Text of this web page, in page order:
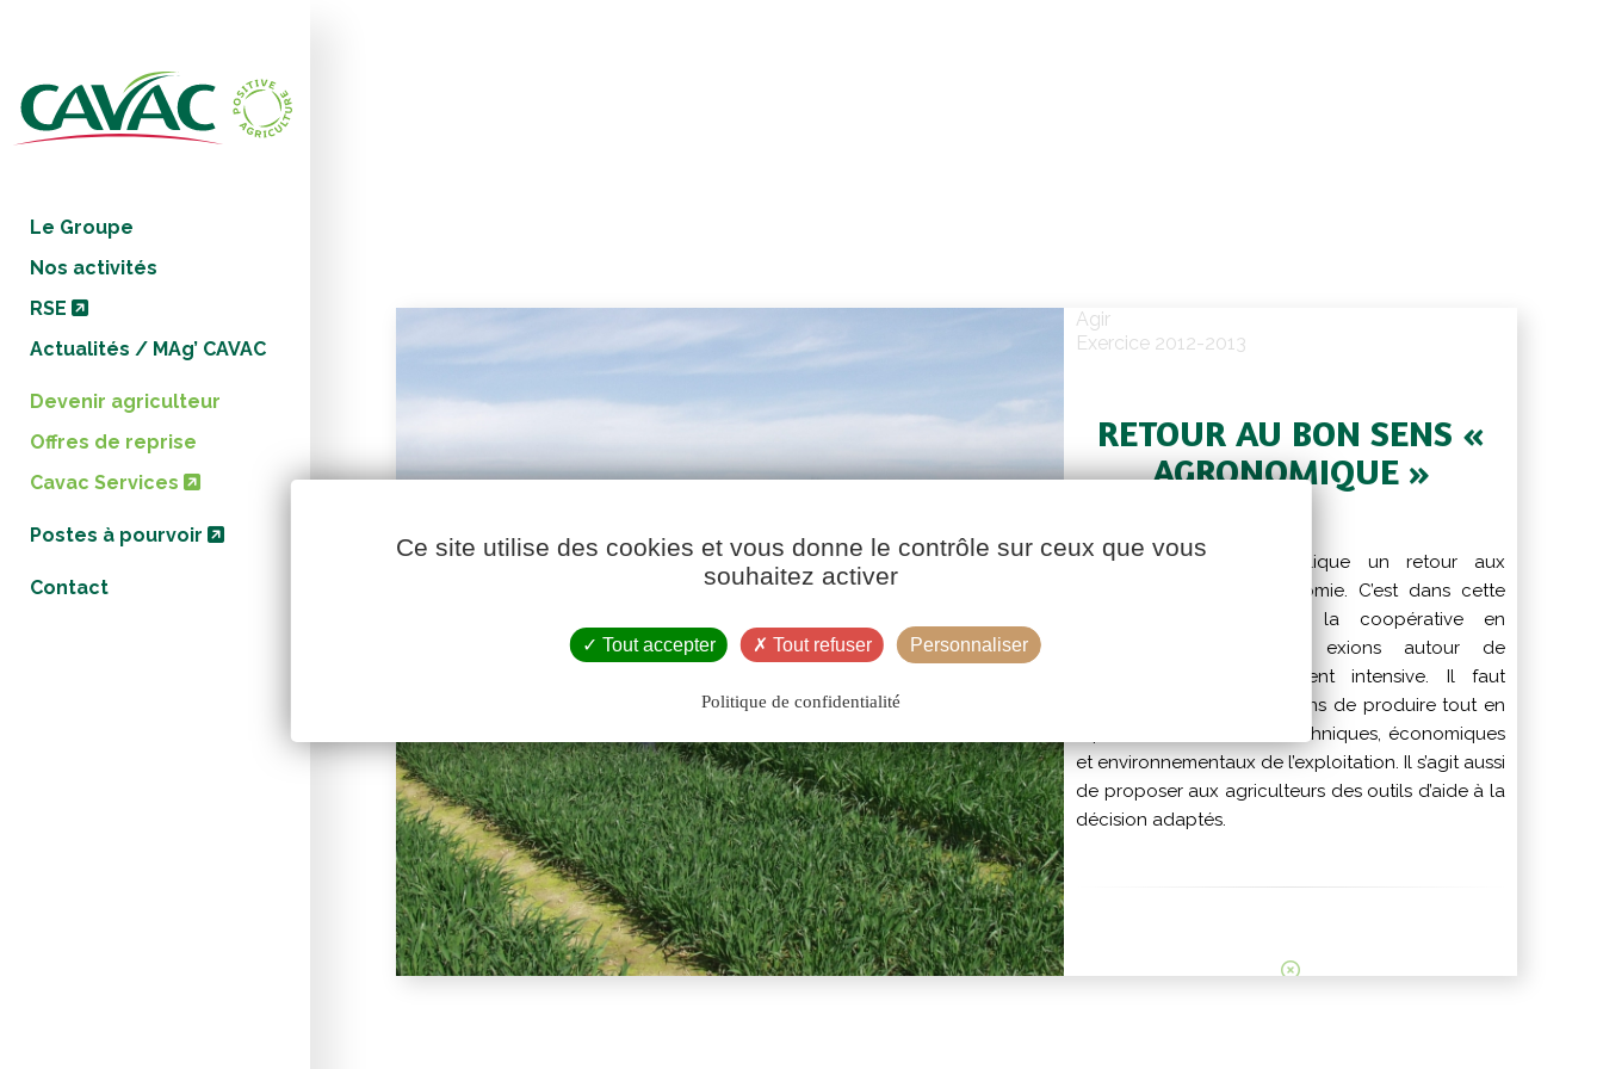
Le Groupe
Nos activités
RSE
Actualités / MAg’ CAVAC
Devenir agriculteur
Offres de reprise
Cavac Services
Postes à pourvoir
Contact
Agir
Exercice 2012-2013
RETOUR AU BON SENS «
AGRONOMIQUE »
L’agriculture durable implique un retour aux
fondamentaux de l’agronomie. C’est dans cette
dynamique que s’inscrit la coopérative en
accompagnant les réfl exions autour de
l’Agriculture écologiquement intensive. Il faut
inventer de nouvelles façons de produire tout en
répondant aux besoins techniques, économiques
et environnementaux de l’exploitation. Il s’agit aussi
de proposer aux agriculteurs des outils d’aide à la
décision adaptés.
Ce site utilise des cookies et vous donne le contrôle sur ceux que vous
souhaitez activer
Tout accepter Tout refuser Personnaliser
Politique de confidentialité